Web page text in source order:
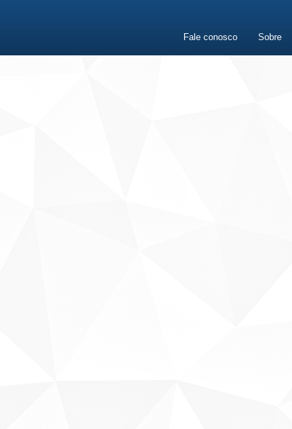
Fale conosco Sobre